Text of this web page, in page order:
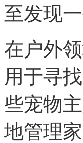
至发现
在户外
用于寻
些宠物
地管理家